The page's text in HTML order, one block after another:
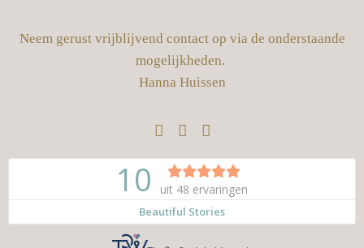
Neem gerust vrijblijvend contact op via de onderstaande
mogelijkheden.
Hanna Huissen